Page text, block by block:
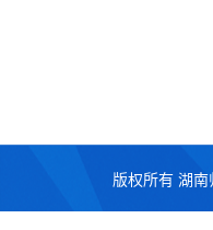
版权所有 湖